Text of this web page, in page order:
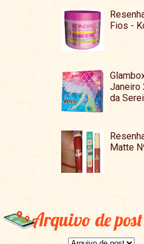
Fios -
Janeiro
da
Matte
Arquivo de post